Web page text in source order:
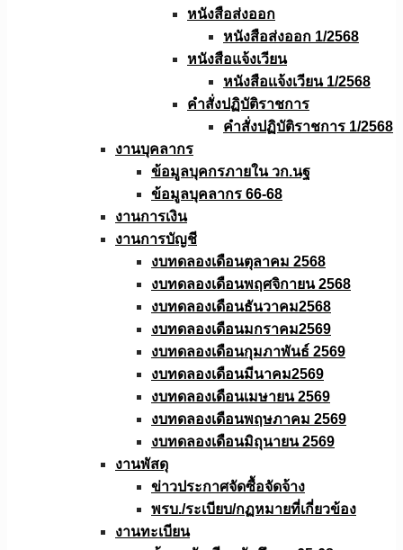
หนังสือส่งออก
หนังสือส่งออก 1/2568
หนังสือแจ้งเวียน
หนังสือเเจ้งเวียน 1/2568
คำสั่งปฏิบัติราชการ
คำสั่งปฏิบัติราชการ 1/2568
งานบุคลากร
ข้อมูลบุคกรภายใน วก.นฐ
ข้อมูลบุคลากร 66-68
งานการเงิน
งานการบัญชี
งบทดลองเดือนตุลาคม 2568
งบทดลองเดือนพฤศจิกายน 2568
งบทดลองเดือนธันวาคม2568
งบทดลองเดือนมกราคม2569
งบทดลองเดือนกุมภาพันธ์ 2569
งบทดลองเดือนมีนาคม2569
งบทดลองเดือนเมษายน 2569
งบทดลองเดือนพฤษภาคม 2569
งบทดลองเดือนมิถุนายน 2569
งานพัสดุ
ข่าวประกาศจัดซื้อจัดจ้าง
พรบ./ระเบียบ/กฏหมายที่เกี่ยวข้อง
งานทะเบียน